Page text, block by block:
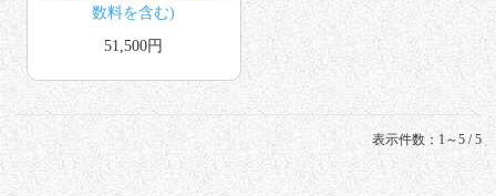
数料を含む)
51,500円
表示件数：1～5 / 5